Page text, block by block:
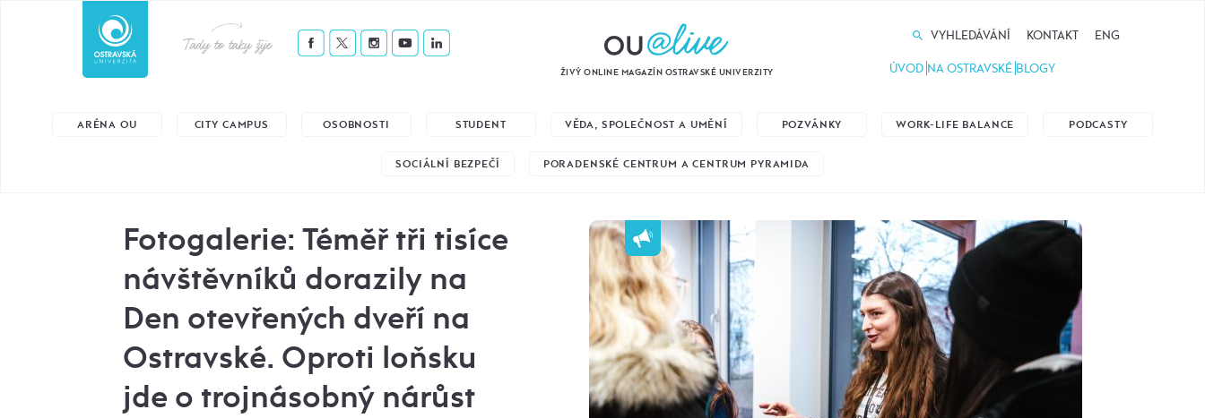
Tady to taky žije
ŽIVÝ ONLINE MAGAZÍN OSTRAVSKÉ UNIVERZITY
VYHLEDÁVÁNÍ KONTAKT ENG
ÚVOD NA OSTRAVSKÉ BLOGY
ARÉNA OU CITY CAMPUS OSOBNOSTI STUDENT VĚDA, SPOLEČNOST A UMĚNÍ POZVÁNKY WORK-LIFE BALANCE PODCASTY
SOCIÁLNÍ BEZPEČÍ PORADENSKÉ CENTRUM A CENTRUM PYRAMIDA
Fotogalerie: Téměř tři tisíce
návštěvníků dorazily na
Den otevřených dveří na
Ostravské. Oproti loňsku
jde o trojnásobný nárůst